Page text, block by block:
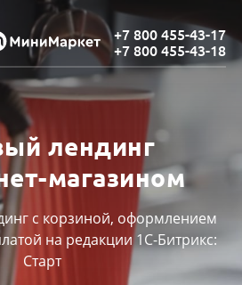
+7 800 455-43-17
+7 800 455-43-18
лендинг
магазином
с корзиной, оформлением
на редакции 1С-Битрикс:
Старт